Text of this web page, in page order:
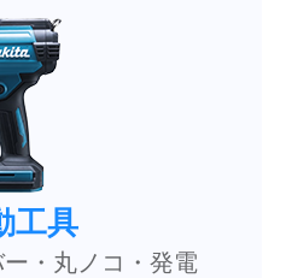
工具
・丸ノコ・発電